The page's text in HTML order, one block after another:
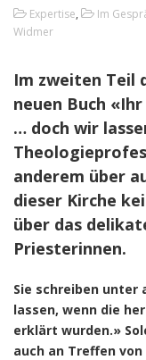
Expertise, Im
Widmer
Im zweiten Teil
neuen Buch
… doch wir
anderem über
dieser Kirche
über das
Priesterinnen.
Sie schreiben unter
lassen, wenn die
erklärt wurden.»
auch an Treffen